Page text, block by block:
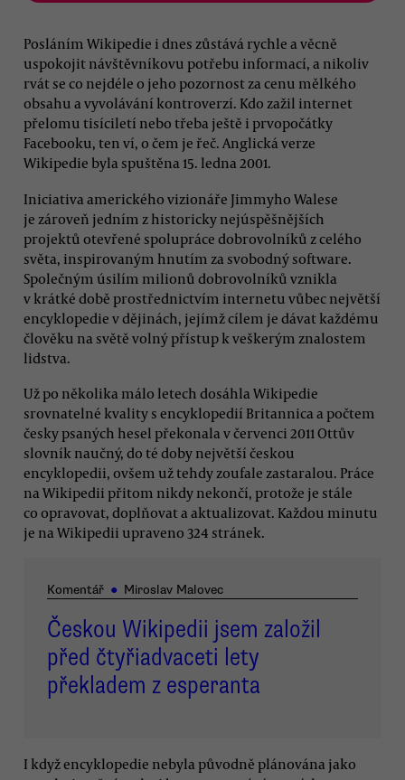
Posláním Wikipedie i dnes zůstává rychle a věcně
uspokojit návštěvníkovu potřebu informací, a nikoliv
rvát se co nejdéle o jeho pozornost za cenu mělkého
obsahu a vyvolávání kontroverzí. Kdo zažil internet
přelomu tisíciletí nebo třeba ještě i prvopočátky
Facebooku, ten ví, o čem je řeč. Anglická verze
Wikipedie byla spuštěna 15. ledna 2001.
Iniciativa amerického vizionáře Jimmyho Walese
je zároveň jedním z historicky nejúspěšnějších
projektů otevřené spolupráce dobrovolníků z celého
světa, inspirovaným hnutím za svobodný software.
Společným úsilím milionů dobrovolníků vznikla
v krátké době prostřednictvím internetu vůbec největší
encyklopedie v dějinách, jejímž cílem je dávat každému
člověku na světě volný přístup k veškerým znalostem
lidstva.
Už po několika málo letech dosáhla Wikipedie
srovnatelné kvality s encyklopedií Britannica a počtem
česky psaných hesel překonala v červenci 2011 Ottův
slovník naučný, do té doby největší českou
encyklopedii, ovšem už tehdy zoufale zastaralou. Práce
na Wikipedii přitom nikdy nekončí, protože je stále
co opravovat, doplňovat a aktualizovat. Každou minutu
je na Wikipedii upraveno 324 stránek.
Komentář ● Miroslav Malovec
Českou Wikipedii jsem založil
před čtyřiadvaceti lety
překladem z esperanta
I když encyklopedie nebyla původně plánována jako